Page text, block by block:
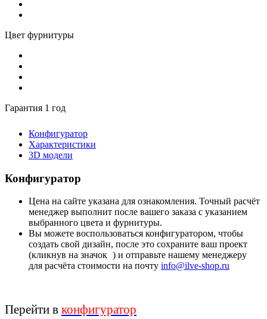
Цвет фурнитуры
Гарантия 1 год
Конфигуратор
Характеристики
3D модели
Конфигуратор
Цена на сайте указана для ознакомления. Точный расчёт
менеджер выполнит после вашего заказа с указанием
выбранного цвета и фурнитуры.
Вы можете воспользоваться конфигуратором, чтобы
создать свой дизайн, после это сохраните ваш проект
(кликнув на значок ) и отправьте нашему менеджеру
для расчёта стоимости на почту info@ilve-shop.ru
Перейти в конфигуратор